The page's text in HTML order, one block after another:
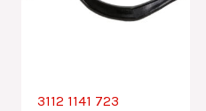
3112 1141 723